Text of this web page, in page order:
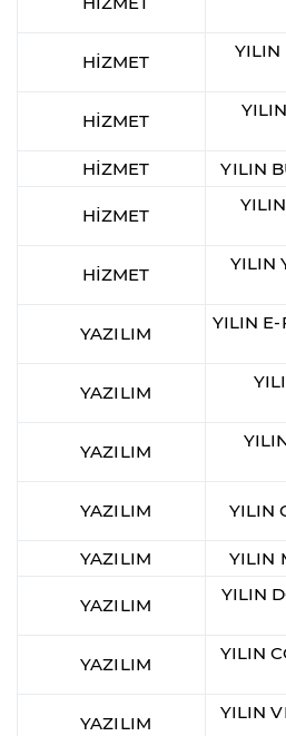
HİZMET
YILIN
HİZMET
HİZMET
YILIN
HİZMET
HİZMET
YILIN
YAZILIM
YILIN E-
YAZILIM
YAZILIM
YAZILIM YILIN
YAZILIM YILIN
YAZILIM
YILIN
YAZILIM
YILIN
YAZILIM
YILIN